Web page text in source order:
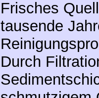
Frisches
tausende
Durch